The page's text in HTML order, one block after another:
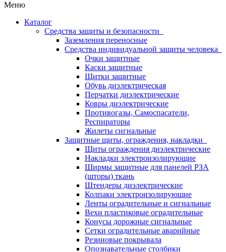
Меню
Каталог
Средства защиты и безопасности
Заземления переносные
Средства индивидуальной защиты человека
Очки защитные
Каски защитные
Щитки защитные
Обувь диэлектрическая
Перчатки диэлектрические
Ковры диэлектрические
Противогазы, Самоспасатели,
Респираторы
Жилеты сигнальные
Защитные щиты, ограждения, накладки
Щиты ограждения диэлектрические
Накладки электроизолирующие
Ширмы защитные для панелей РЗА
(шторы) ткань
Штендеры диэлектрические
Колпаки электроизолирующие
Ленты оградительные и сигнальные
Вехи пластиковые оградительные
Конусы дорожные сигнальные
Сетки оградительные аварийные
Резиновые покрывала
Опознавательные столбики